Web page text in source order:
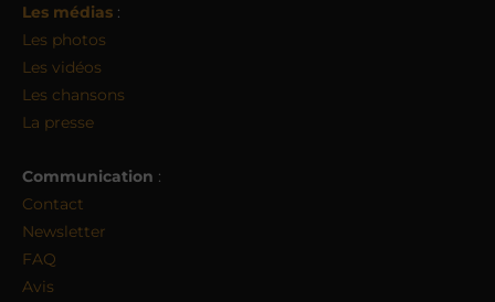
Les médias :
Les photos
Les vidéos
Les chansons
La presse
Communication :
Contact
Newsletter
FAQ
Avis